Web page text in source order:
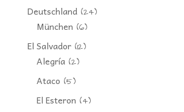
Deutschland(24)
München (6)
El Salvador(12)
Alegría(2)
Ataco (5)
El Esteron (4)